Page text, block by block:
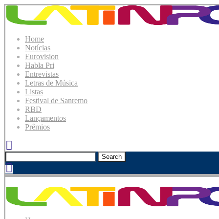
Home
Notícias
Eurovision
Habla Pri
Entrevistas
Letras de Música
Listas
Festival de Sanremo
RBD
Lançamentos
Prêmios
Search